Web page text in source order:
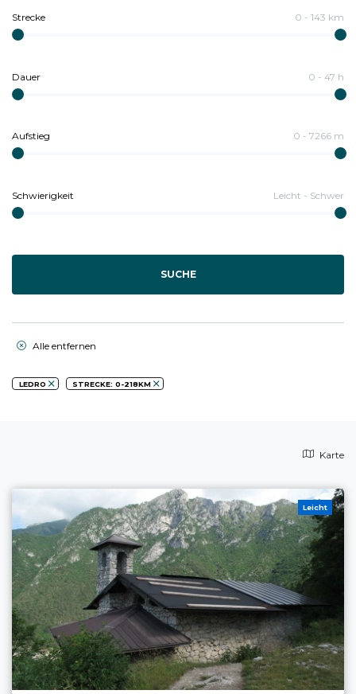
Strecke 0 - 143 km
Dauer 0 - 47 h
Aufstieg 0 - 7266 m
Schwierigkeit Leicht - Schwer
SUCHE
Alle entfernen
LEDRO STRECKE: 0-218KM
Karte
Leicht